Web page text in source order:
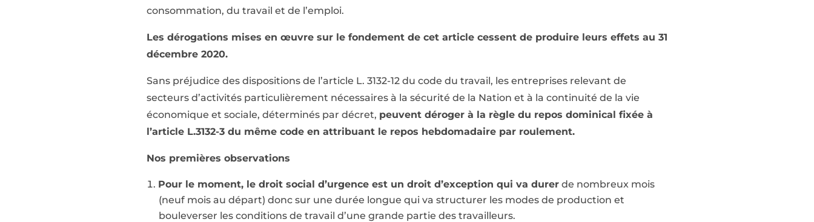
consommation, du travail et de l’emploi.
Les dérogations mises en œuvre sur le fondement de cet article cessent de produire leurs effets au 31
décembre 2020.
Sans préjudice des dispositions de l’article L. 3132-12 du code du travail, les entreprises relevant de
secteurs d’activités particulièrement nécessaires à la sécurité de la Nation et à la continuité de la vie
économique et sociale, déterminés par décret, peuvent déroger à la règle du repos dominical fixée à
l’article L.3132-3 du même code en attribuant le repos hebdomadaire par roulement.
Nos premières observations
Pour le moment, le droit social d’urgence est un droit d’exception qui va durerde nombreux mois
(neuf mois au départ) donc sur une durée longue qui va structurer les modes de production et
bouleverser les conditions de travail d’une grande partie des travailleurs.